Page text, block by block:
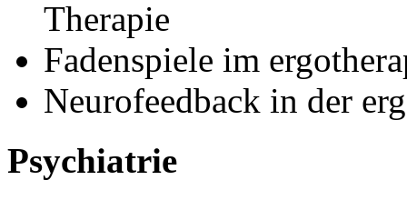
Therapie
Fadenspiele im
Neurofeedback in der
Psychiatrie